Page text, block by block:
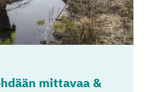
mit­ta­vaa &